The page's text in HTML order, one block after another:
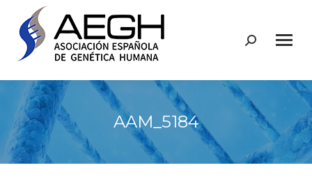
Buscar:
AAM_5184